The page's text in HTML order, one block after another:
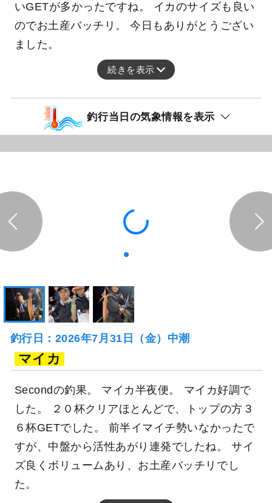
いGETが多かったですね。 イカのサイズも良い
のでお土産バッチリ。 今日もありがとうござい
ました。
続きを表示
釣行当日の気象情報を表示
釣行日：2026年7月31日（金）中潮
マイカ
Secondの釣果。 マイカ半夜便。 マイカ好調で
した。 ２０杯クリアほとんどで、トップの方３
６杯GETでした。 前半イマイチ勢いなかったで
すが、中盤から活性あがり連発でしたね。 サイ
ズ良くボリュームあり、お土産バッチリでし
た。